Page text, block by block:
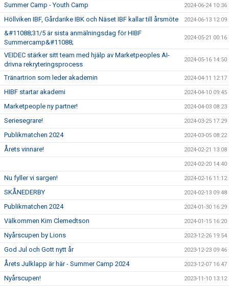
Summer Camp - Youth Camp 2024-06-24 10:36
Höllviken IBF, Gårdarike IBK och Näset IBF kallar till årsmöte 2024-06-13 12:09
&#11088;31/5 är sista anmälningsdag för HIBF
Summercamp&#11088;
2024-05-21 00:16
VEIDEC stärker sitt team med hjälp av Marketpeoples AI-
drivna rekryteringsprocess
2024-05-16 14:50
Tränartrion som leder akademin 2024-04-11 12:17
HIBF startar akademi 2024-04-10 09:45
Marketpeople ny partner! 2024-04-03 08:23
Seriesegrare! 2024-03-25 17:29
Publikmatchen 2024 2024-03-05 08:22
Årets vinnare! 2024-02-21 13:08
2024-02-20 14:40
Nu fyller vi sargen! 2024-02-16 11:12
SKÅNEDERBY 2024-02-13 09:48
Publikmatchen 2024 2024-01-30 16:29
Välkommen Kim Clemedtson 2024-01-15 16:20
Nyårscupen by Lions 2023-12-26 19:54
God Jul och Gott nytt år 2023-12-23 09:46
Årets Julklapp är här - Summer Camp 2024 2023-12-07 16:47
Nyårscupen! 2023-11-10 13:12